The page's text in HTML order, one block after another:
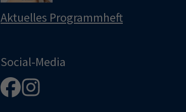
Aktuelles Programmheft
Social-Media